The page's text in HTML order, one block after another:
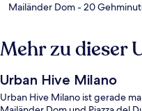
Mailänder Dom- 20
Mehr zu dieser
Urban Hive Milano
Urban Hive Milano ist gerade